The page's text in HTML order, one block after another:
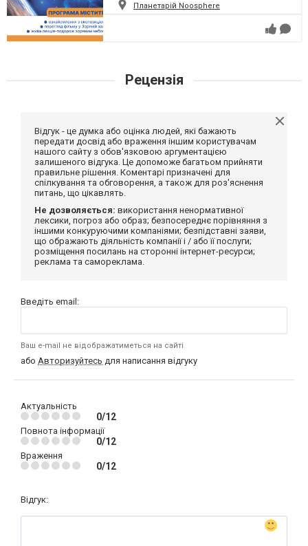
Планетарій Noosphere
Рецензія
Відгук - це думка або оцінка людей, які бажають
передати досвід або враження іншим користувачам
нашого сайту з обов'язковою аргументацією
залишеного відгука. Це допоможе багатьом прийняти
правильне рішення. Коментарі призначені для
спілкування та обговорення, а також для роз'яснення
питань, що цікавлять.
Не дозволяється: використання ненормативної
лексики, погроз або образ; безпосереднє порівняння з
іншими конкуруючими компаніями; безпідставні заяви,
що ображають діяльність компанії і / або її послуги;
розміщення посилань на сторонні інтернет-ресурси;
реклама та самореклама.
Введіть email:
Ваш e-mail не відображатиметься на сайті
або Авторизуйтесь для написання відгуку
Актуальність
0/12
Повнота інформації
0/12
Враження
0/12
Відгук: